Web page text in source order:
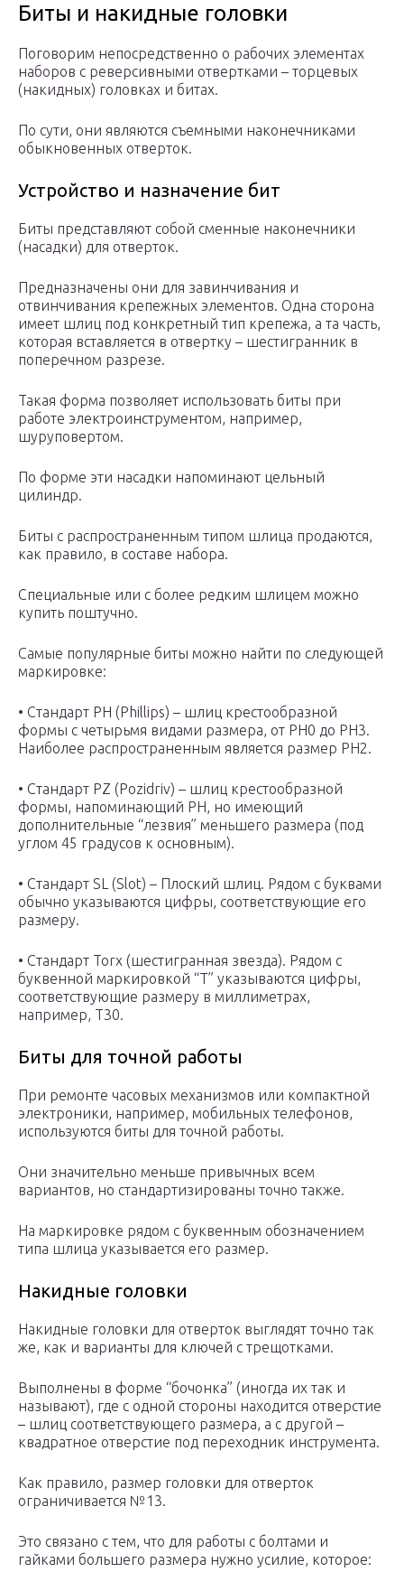
Биты и накидные головки
Поговорим непосредственно о рабочих элементах
наборов с реверсивными отвертками – торцевых
(накидных) головках и битах.
По сути, они являются съемными наконечниками
обыкновенных отверток.
Устройство и назначение бит
Биты представляют собой сменные наконечники
(насадки) для отверток.
Предназначены они для завинчивания и
отвинчивания крепежных элементов. Одна сторона
имеет шлиц под конкретный тип крепежа, а та часть,
которая вставляется в отвертку – шестигранник в
поперечном разрезе.
Такая форма позволяет использовать биты при
работе электроинструментом, например,
шуруповертом.
По форме эти насадки напоминают цельный
цилиндр.
Биты с распространенным типом шлица продаются,
как правило, в составе набора.
Специальные или с более редким шлицем можно
купить поштучно.
Самые популярные биты можно найти по следующей
маркировке:
• Стандарт PH (Phillips) – шлиц крестообразной
формы с четырьмя видами размера, от PH0 до PH3.
Наиболее распространенным является размер PH2.
• Стандарт PZ (Pozidriv) – шлиц крестообразной
формы, напоминающий PH, но имеющий
дополнительные “лезвия” меньшего размера (под
углом 45 градусов к основным).
• Стандарт SL (Slot) – Плоский шлиц. Рядом с буквами
обычно указываются цифры, соответствующие его
размеру.
• Стандарт Torx (шестигранная звезда). Рядом с
буквенной маркировкой “T” указываются цифры,
соответствующие размеру в миллиметрах,
например, T30.
Биты для точной работы
При ремонте часовых механизмов или компактной
электроники, например, мобильных телефонов,
используются биты для точной работы.
Они значительно меньше привычных всем
вариантов, но стандартизированы точно также.
На маркировке рядом с буквенным обозначением
типа шлица указывается его размер.
Накидные головки
Накидные головки для отверток выглядят точно так
же, как и варианты для ключей с трещотками.
Выполнены в форме “бочонка” (иногда их так и
называют), где с одной стороны находится отверстие
– шлиц соответствующего размера, а с другой –
квадратное отверстие под переходник инструмента.
Как правило, размер головки для отверток
ограничивается №13.
Это связано с тем, что для работы с болтами и
гайками большего размера нужно усилие, которое: